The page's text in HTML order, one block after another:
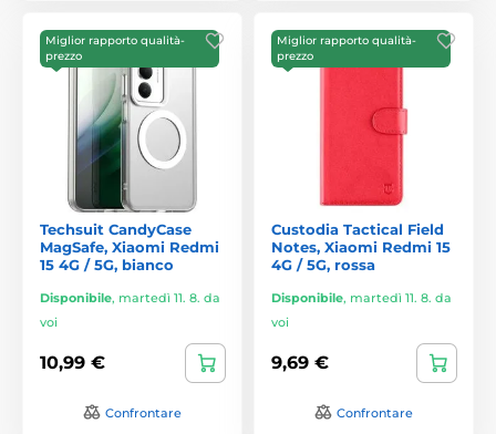
Miglior rapporto qualità-
prezzo
Techsuit CandyCase
MagSafe, Xiaomi Redmi
15 4G / 5G, bianco
Disponibile, martedì 11. 8. da
voi
10,99 €
Confrontare
Miglior rapporto qualità-
prezzo
Custodia Tactical Field
Notes, Xiaomi Redmi 15
4G / 5G, rossa
Disponibile, martedì 11. 8. da
voi
9,69 €
Confrontare